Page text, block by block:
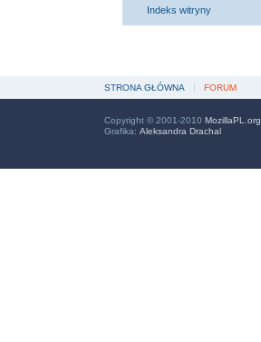
Indeks witryny
STRONA GŁÓWNA FORUM
Copyright © 2001-2010 MozillaPL.org
Grafika: Aleksandra Drachal